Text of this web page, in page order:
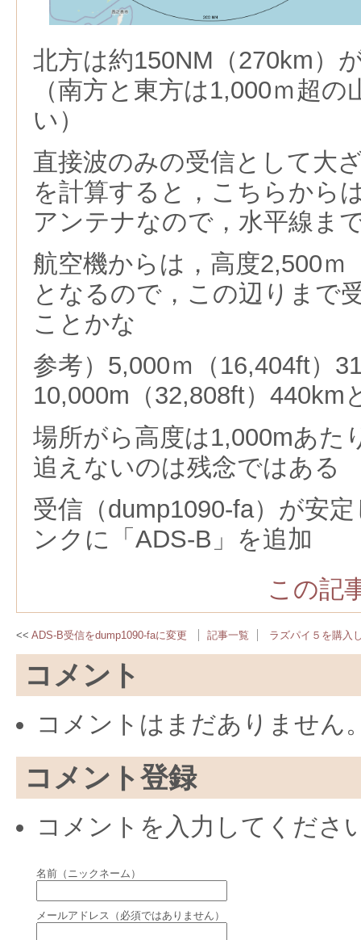
北方は約150NM（270km）
（南方と東方は1,000ｍ超
い）
直接波のみの受信として大
を計算すると，こちらから
アンテナなので，水平線ま
航空機からは，高度2,500ｍ
となるので，この辺りまで
ことかな
参考）5,000ｍ（16,404ft）
10,000m（32,808ft）440km
場所がら高度は1,000mあた
追えないのは残念ではある
受信（dump1090-fa）が安
ンクに「ADS-B」を追加
この記
ADS-B受信をdump1090-faに変更 記事一覧 ラズパイ５を購入
コメント
コメントはまだありません
コメント登録
コメントを入力してくださ
名前（ニックネーム）
メールアドレス（必須ではありません）